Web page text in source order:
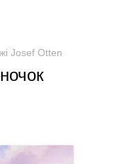
Josef Otten